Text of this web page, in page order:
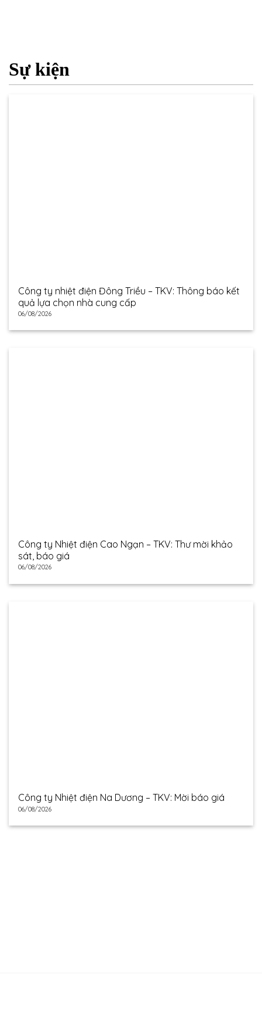
Sự kiện
Công ty nhiệt điện Đông Triều – TKV: Thông báo kết
quả lựa chọn nhà cung cấp
06/08/2026
Công ty Nhiệt điện Cao Ngạn – TKV: Thư mời khảo
sát, báo giá
06/08/2026
Công ty Nhiệt điện Na Dương – TKV: Mời báo giá
06/08/2026